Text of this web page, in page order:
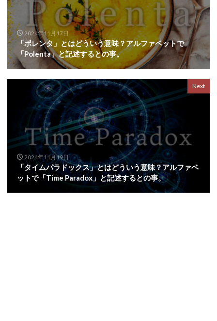
2024年11月17日
「ポレンタ」とはどういう意味？アルファベットで
「Polenta」と記述するとの事。
Next
2024年11月19日
「タイムパラドックス」とはどういう意味？アルファベ
ットで「Time Paradox」と記述するとの事。